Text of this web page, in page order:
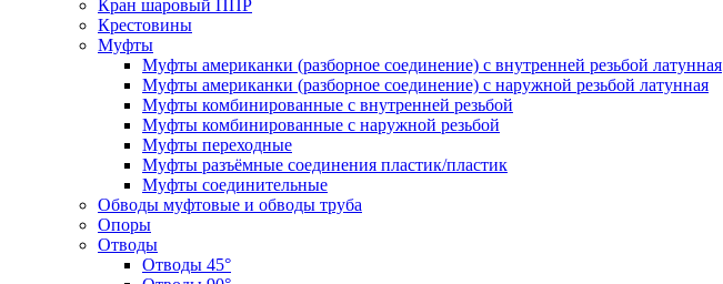
Кран шаровый ППР
Крестовины
Муфты
Муфты американки (разборное соединение) с внутренней резьбой латунная
Муфты американки (разборное соединение) с наружной резьбой латунная
Муфты комбинированные с внутренней резьбой
Муфты комбинированные с наружной резьбой
Муфты переходные
Муфты разъёмные соединения пластик/пластик
Муфты соединительные
Обводы муфтовые и обводы труба
Опоры
Отводы
Отводы 45°